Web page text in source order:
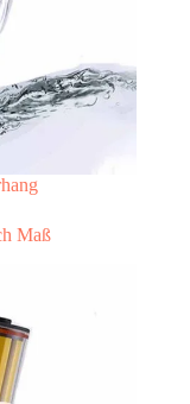
Maß